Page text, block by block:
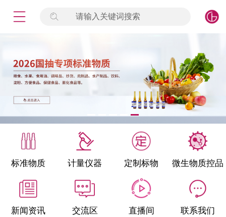
请输入关键词搜索
标准物质 计量仪器 定制标物 微生物质控品
新闻资讯 交流区 直播间 联系我们
标准物质
产品专项
微生物检测/质控品
定制标物
定制仪器